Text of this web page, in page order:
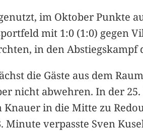
im Oktober Punkte
mit 1:0 (1:0) gegen
in den
die Gäste aus dem
nicht abwehren. In der
in die Mitte zu
verpasste Sven